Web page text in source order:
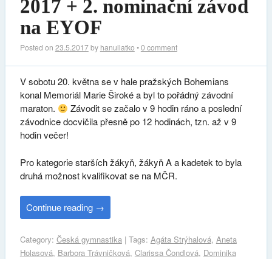
2017 + 2. nominační závod
na EYOF
Posted on 23.5.2017by hanuliatko •0 comment
V sobotu 20. května se v hale pražských Bohemians
konal Memoriál Marie Široké a byl to pořádný závodní
maraton.
Závodit se začalo v 9 hodin ráno a poslední
závodnice docvičila přesně po 12 hodinách, tzn. až v 9
hodin večer!
Pro kategorie starších žákyň, žákyň A a kadetek to byla
druhá možnost kvalifikovat se na MČR.
Continue reading →
Category: Česká gymnastika| Tags: Agáta Strýhalová, Aneta
Holasová, Barbora Trávničková, Clarissa Čondlová, Dominika